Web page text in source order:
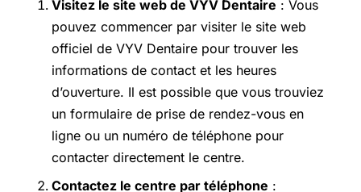
Visitez le site web de VYV Dentaire : Vous
pouvez commencer par visiter le site web
officiel de VYV Dentaire pour trouver les
informations de contact et les heures
d’ouverture. Il est possible que vous trouviez
un formulaire de prise de rendez-vous en
ligne ou un numéro de téléphone pour
contacter directement le centre.
Contactez le centre par téléphone :